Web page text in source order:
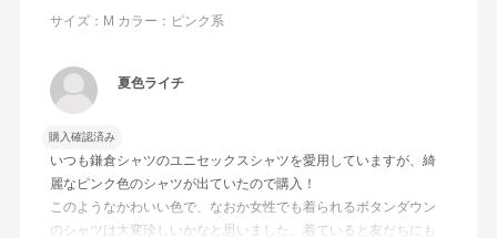
サイズ：M カラー：ピンク系
夏色ライチ
購入確認済み
いつも鎌倉シャツのユニセックスシャツを愛用していますが、綺
麗なピンク色のシャツが出ていたので購入！
このようなかわいい色で、なおか女性でも着られるボタンダウン
のシャツは大変珍しいかなと思いました。着ていると友だちにも